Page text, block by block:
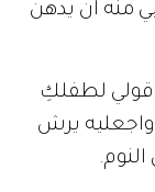
منه أن يدهن
لطفلكِ
واجعليه يرش